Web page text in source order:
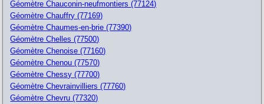
Géomètre Chauconin-neufmontiers (77124)
Géomètre Chauffry (77169)
Géomètre Chaumes-en-brie (77390)
Géomètre Chelles (77500)
Géomètre Chenoise (77160)
Géomètre Chenou (77570)
Géomètre Chessy (77700)
Géomètre Chevrainvilliers (77760)
Géomètre Chevru (77320)